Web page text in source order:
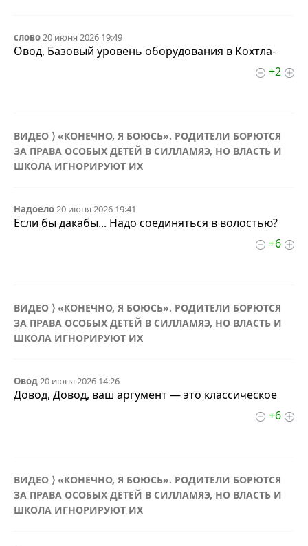
слово20 июня 2026 19:49
Овод, Базовый уровень оборудования в Кохтла-
+2
ВИДЕО ⟩ «КОНЕЧНО, Я БОЮСЬ». РОДИТЕЛИ БОРЮТСЯ
ЗА ПРАВА ОСОБЫХ ДЕТЕЙ В СИЛЛАМЯЭ, НО ВЛАСТЬ И
ШКОЛА ИГНОРИРУЮТ ИХ
Надоело20 июня 2026 19:41
Если бы дакабы... Надо соединяться в волостью?
+6
ВИДЕО ⟩ «КОНЕЧНО, Я БОЮСЬ». РОДИТЕЛИ БОРЮТСЯ
ЗА ПРАВА ОСОБЫХ ДЕТЕЙ В СИЛЛАМЯЭ, НО ВЛАСТЬ И
ШКОЛА ИГНОРИРУЮТ ИХ
Овод20 июня 2026 14:26
Довод, Довод, ваш аргумент — это классическое
+6
ВИДЕО ⟩ «КОНЕЧНО, Я БОЮСЬ». РОДИТЕЛИ БОРЮТСЯ
ЗА ПРАВА ОСОБЫХ ДЕТЕЙ В СИЛЛАМЯЭ, НО ВЛАСТЬ И
ШКОЛА ИГНОРИРУЮТ ИХ